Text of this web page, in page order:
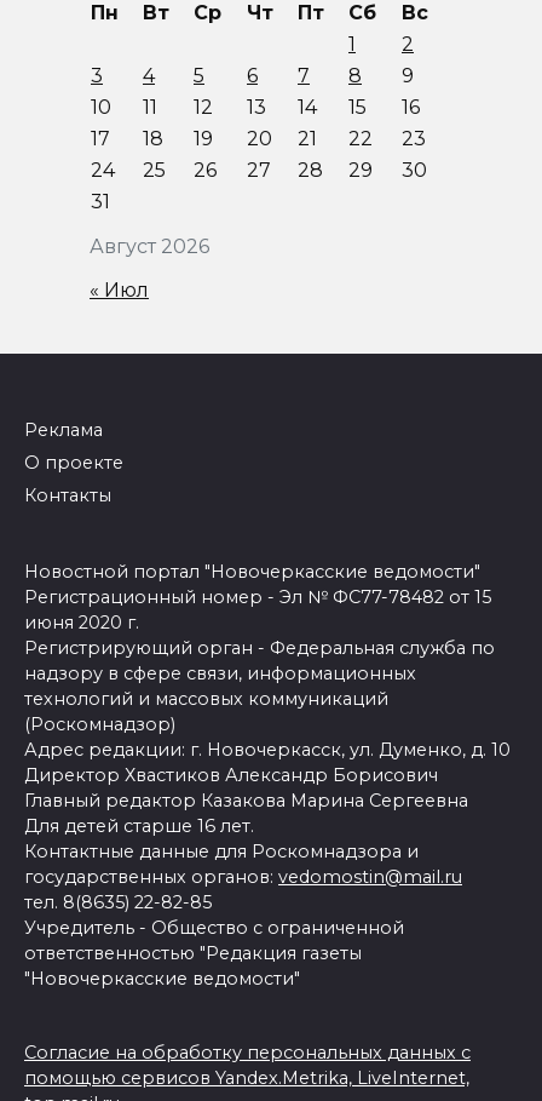
Август 2026
Пн Вт Ср Чт Пт Сб
Вс
1
2
3
4 5 6 7 8
9
10
11 12 13 14 15
16
17
18 19 20 21 22
23
24
25 26 27 28 29
30
31
« Июл
Реклама
О проекте
Контакты
Новостной портал "Новочеркасские ведомости"
Регистрационный номер - Эл № ФС77-78482 от 15
июня 2020 г.
Регистрирующий орган - Федеральная служба по
надзору в сфере связи, информационных
технологий и массовых коммуникаций
(Роскомнадзор)
Адрес редакции: г. Новочеркасск, ул. Думенко, д. 10
Директор Хвастиков Александр Борисович
Главный редактор Казакова Марина Сергеевна
Для детей старше 16 лет.
Контактные данные для Роскомнадзора и
государственных органов: vedomostin@mail.ru
тел. 8(8635) 22-82-85
Учредитель - Общество с ограниченной
ответственностью "Редакция газеты
"Новочеркасские ведомости"
Согласие на обработку персональных данных с
помощью сервисов Yandex.Metrika, LiveInternet,